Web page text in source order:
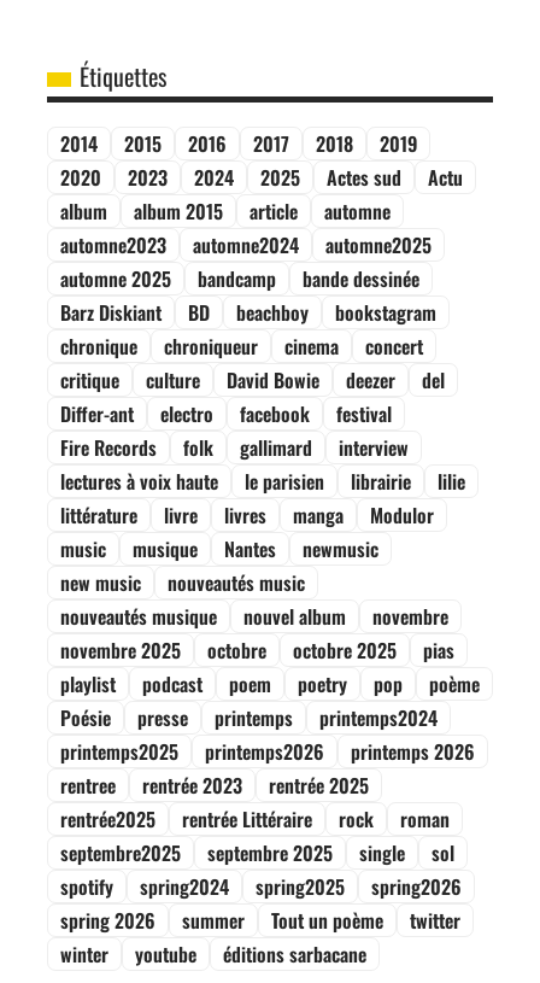
Étiquettes
2014 2015 2016 2017 2018
2019
2020
2023 2024 2025 Actes sud
Actu
album
album 2015 article
automne
automne2023
automne2024
automne2025
automne 2025
bandcamp
bande dessinée
Barz Diskiant
BD beachboy
bookstagram
chronique
chroniqueur cinema
concert
critique
culture David Bowie deezer
del
Differ-ant
electro facebook
festival
Fire Records
folk gallimard
interview
lectures à voix haute
le parisien librairie
lilie
littérature
livre livres manga
Modulor
music
musique Nantes
newmusic
new music
nouveautés music
nouveautés musique
nouvel album
novembre
novembre 2025
octobre octobre 2025
pias
playlist
podcast poem poetry pop
poème
Poésie
presse printemps
printemps2024
printemps2025
printemps2026
printemps 2026
rentree
rentrée 2023
rentrée 2025
rentrée2025
rentrée Littéraire rock
roman
septembre2025
septembre 2025 single
sol
spotify
spring2024 spring2025
spring2026
spring 2026
summer Tout un poème
twitter
winter
youtube éditions sarbacane